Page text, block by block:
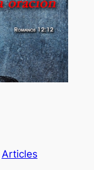
Articles